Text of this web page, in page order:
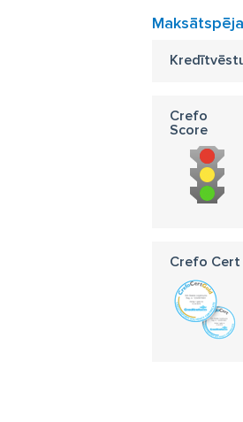
Maksātspēja
Crefo
Score
Crefo Cert